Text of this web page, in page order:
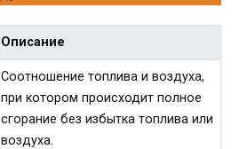
Описание
Соотношение топлива и воздуха,
при котором происходит полное
сгорание без избытка топлива или
воздуха.